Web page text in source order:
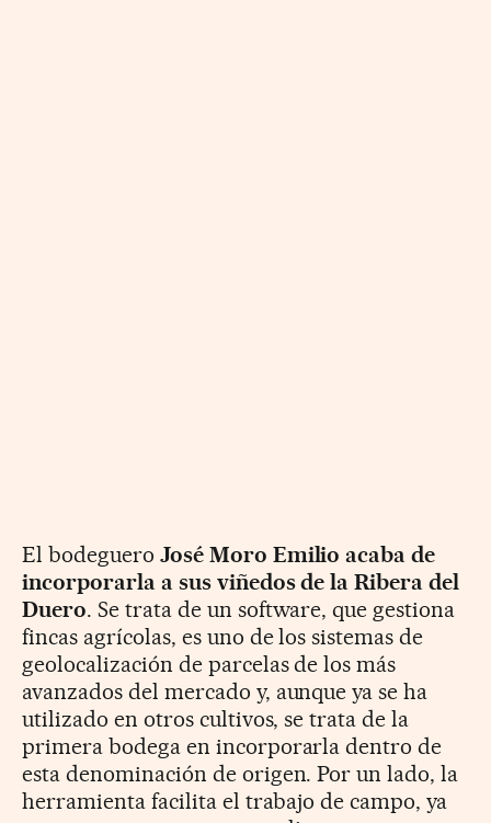
El bodeguero José Moro Emilio acaba de
incorporarla a sus viñedos de la Ribera del
Duero. Se trata de un software, que gestiona
fincas agrícolas, es uno de los sistemas de
geolocalización de parcelas de los más
avanzados del mercado y, aunque ya se ha
utilizado en otros cultivos, se trata de la
primera bodega en incorporarla dentro de
esta denominación de origen. Por un lado, la
herramienta facilita el trabajo de campo, ya